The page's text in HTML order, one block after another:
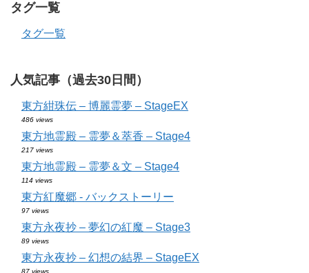
タグ一覧
タグ一覧
人気記事（過去30日間）
東方紺珠伝 – 博麗霊夢 – StageEX
486 views
東方地霊殿 – 霊夢＆萃香 – Stage4
217 views
東方地霊殿 – 霊夢＆文 – Stage4
114 views
東方紅魔郷 - バックストーリー
97 views
東方永夜抄 – 夢幻の紅魔 – Stage3
89 views
東方永夜抄 – 幻想の結界 – StageEX
87 views